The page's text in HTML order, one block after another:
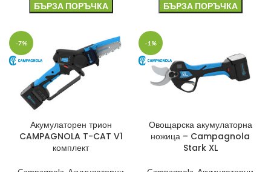
БЪРЗА ПОРЪЧКА БЪРЗА ПОРЪЧКА
-7%
Акумулаторен трион
CAMPAGNOLA T-CAT V1
комплект
-1%
Овощарска акумулаторна
ножица – Campagnola
Stark XL